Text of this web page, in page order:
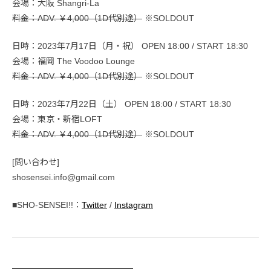
会場：大阪 Shangri-La
料金：ADV. ￥4,000（1D代別途） ※SOLDOUT
日時：2023年7月17日（月・祝） OPEN 18:00 / START 18:30
会場：福岡 The Voodoo Lounge
料金：ADV. ￥4,000（1D代別途） ※SOLDOUT
日時：2023年7月22日（土） OPEN 18:00 / START 18:30
会場：東京・新宿LOFT
料金：ADV. ￥4,000（1D代別途） ※SOLDOUT
[問い合わせ]
shosensei.info@gmail.com
■SHO-SENSEI!!： Twitter / Instagram